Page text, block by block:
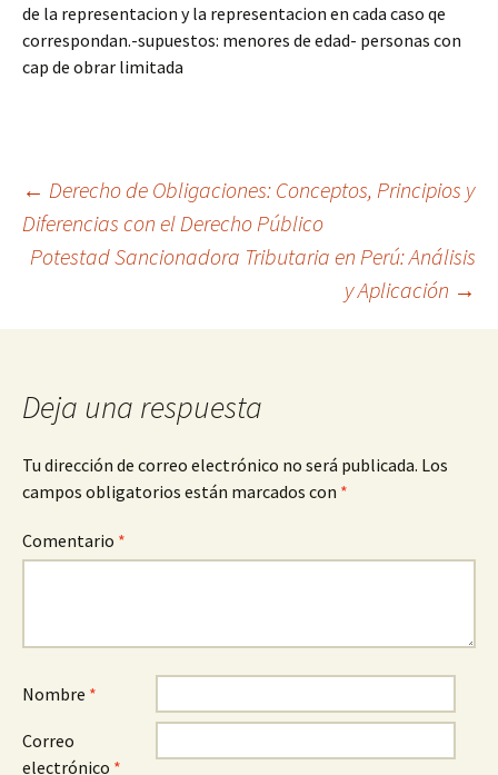
de la representacion y la representacion en cada caso qe
correspondan.-supuestos: menores de edad- personas con
cap de obrar limitada
Navegación
de
entradas
← Derecho de Obligaciones: Conceptos, Principios y
Diferencias con el Derecho Público
Potestad Sancionadora Tributaria en Perú: Análisis
y Aplicación →
Deja una respuesta
Tu dirección de correo electrónico no será publicada. Los
campos obligatorios están marcados con *
Comentario *
Nombre *
Correo
electrónico *